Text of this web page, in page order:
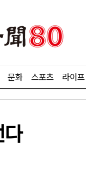
문화 스포츠 라이프